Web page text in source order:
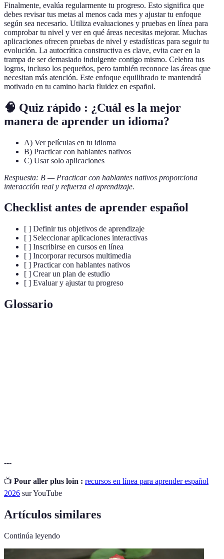
Finalmente, evalúa regularmente tu progreso. Esto significa que
debes revisar tus metas al menos cada mes y ajustar tu enfoque
según sea necesario. Utiliza evaluaciones y pruebas en línea para
comprobar tu nivel y ver en qué áreas necesitas mejorar. Muchas
aplicaciones ofrecen pruebas de nivel y estadísticas para seguir tu
evolución. La autocrítica constructiva es clave, evita caer en la
trampa de ser demasiado indulgente contigo mismo. Celebra tus
logros, incluso los pequeños, pero también reconoce las áreas que
necesitan más atención. Este enfoque equilibrado te mantendrá
motivado en tu camino hacia fluidez en español.
🧠 Quiz rápido : ¿Cuál es la mejor
manera de aprender un idioma?
A) Ver películas en tu idioma
B) Practicar con hablantes nativos
C) Usar solo aplicaciones
Respuesta: B — Practicar con hablantes nativos proporciona
interacción real y refuerza el aprendizaje.
Checklist antes de aprender español
[ ] Definir tus objetivos de aprendizaje
[ ] Seleccionar aplicaciones interactivas
[ ] Inscribirse en cursos en línea
[ ] Incorporar recursos multimedia
[ ] Practicar con hablantes nativos
[ ] Crear un plan de estudio
[ ] Evaluar y ajustar tu progreso
Glossario
---
📺 Pour aller plus loin : recursos en línea para aprender español
2026 sur YouTube
Artículos similares
Continúa leyendo